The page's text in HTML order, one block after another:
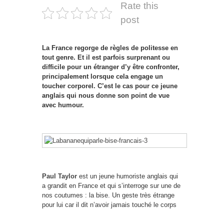
Rate this
post
La France regorge de règles de politesse en
tout genre. Et il est parfois surprenant ou
difficile pour un étranger d’y être confronter,
principalement lorsque cela engage un
toucher corporel. C’est le cas pour ce jeune
anglais qui nous donne son point de vue
avec humour.
Paul Taylor est un jeune humoriste anglais qui
a grandit en France et qui s’interroge sur une de
nos coutumes : la bise. Un geste très étrange
pour lui car il dit n’avoir jamais touché le corps